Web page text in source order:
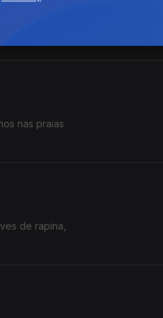
as
nas praias
de rapina,